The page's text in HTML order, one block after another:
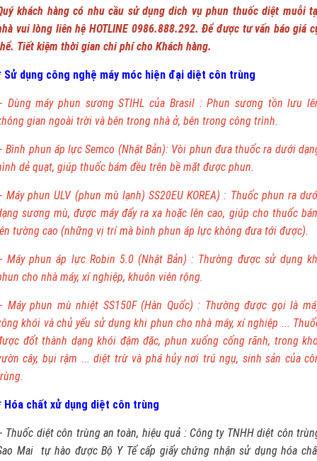
khách hàng có nhu cầu sử dụng dich vụ phun thuốc diệt muỗi
vui lòng liên hệ HOTLINE 0986.888.292. Để được tư vấn báo giá
Tiết kiệm thời gian chi phí cho Khách hàng.
Sử dụng công nghệ máy móc hiện đại diệt côn trùng
Dùng máy phun sương STIHL của Brasil : Phun sương tồn lưu
gian ngoài trời và bên trong nhà ở, bên trong công trình.
Bình phun áp lực Semco (Nhật Bản): Vòi phun đưa thuốc ra dưới
dẻ quạt, giúp thuốc bám đều trên bề mặt được phun.
Máy phun ULV (phun mù lạnh) SS20EU KOREA) : Thuốc phun ra
sương mù, được máy đẩy ra xa hoặc lên cao, giúp cho thuốc
tường cao (những vị trí mà bình phun áp lực không đưa tới được).
Máy phun áp lực Robin 5.0 (Nhật Bản) : Thường được sử dụng
cho nhà máy, xí nghiệp, khuôn viên rộng.
Máy phun mù nhiệt SS150F (Hàn Quốc) : Thường được gọi là
khói và chủ yếu sử dụng khi phun cho nhà máy, xí nghiệp ...
đốt thành dạng khói đậm đặc, phun xuống cống rãnh, trong
cây, bụi rậm ... diệt trừ và phá hủy nơi trú ngụ, sinh sản của
Hóa chất xử dụng diệt côn trùng
Thuốc diệt côn trùng an toàn, hiệu quả : Công ty TNHH diệt côn
Mai tự hào được Bộ Y Tế cấp giấy chứng nhận sử dụng hóa